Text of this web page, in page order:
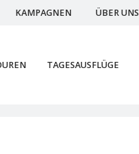
KAMPAGNEN ÜBER UNS
TAGESAUSFLÜGE